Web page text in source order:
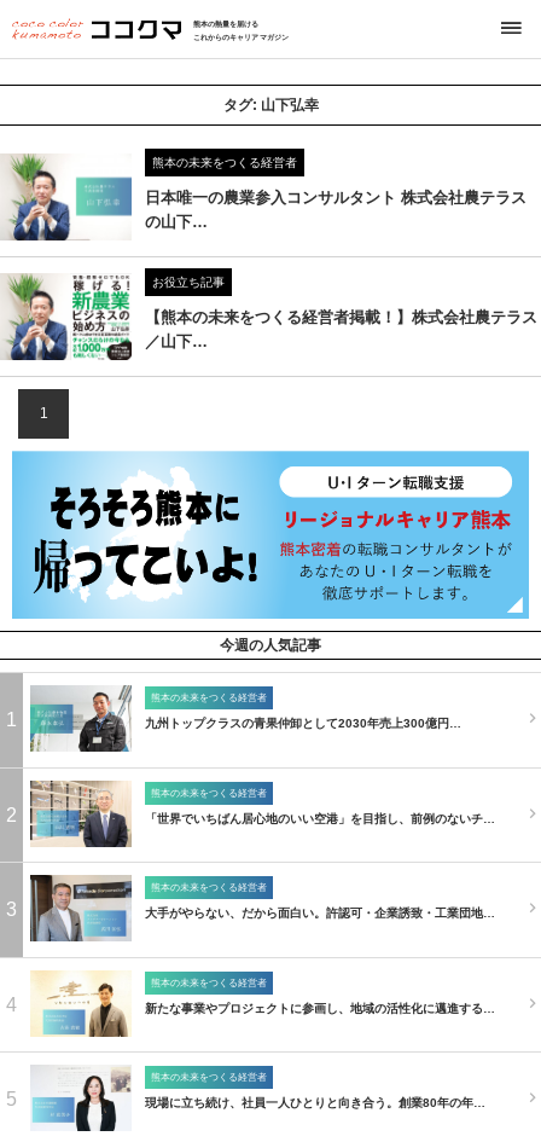
熊本の熱量を届ける
これからのキャリアマガジン
タグ: 山下弘幸
熊本の未来をつくる経営者
日本唯一の農業参入コンサルタント 株式会社農テラス
の山下…
お役立ち記事
【熊本の未来をつくる経営者掲載！】株式会社農テラス
／山下…
1
今週の人気記事
1
熊本の未来をつくる経営者
九州トップクラスの青果仲卸として2030年売上300億円…
2
熊本の未来をつくる経営者
「世界でいちばん居心地のいい空港」を目指し、前例のないチ…
3
熊本の未来をつくる経営者
大手がやらない、だから面白い。許認可・企業誘致・工業団地…
4
熊本の未来をつくる経営者
新たな事業やプロジェクトに参画し、地域の活性化に邁進する…
5
熊本の未来をつくる経営者
現場に立ち続け、社員一人ひとりと向き合う。創業80年の年…